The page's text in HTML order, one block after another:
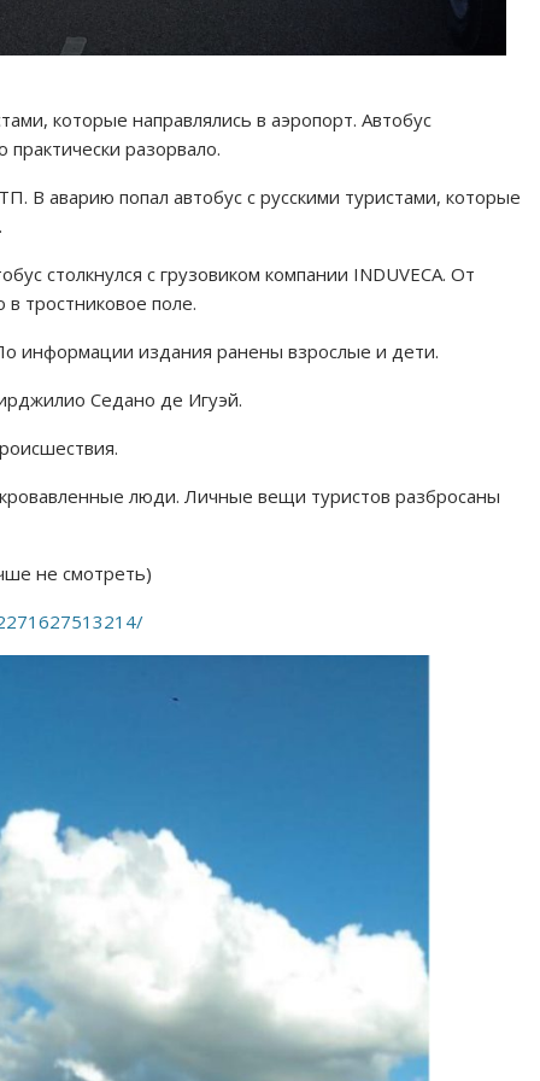
которые направлялись в аэропорт. Автобус
разорвало.
В аварию попал автобус с русскими туристами, которые
столкнулся с грузовиком компании INDUVECA. От
в тростниковое поле.
информации издания ранены взрослые и дети.
Седано де Игуэй.
люди. Личные вещи туристов разбросаны
не смотреть)